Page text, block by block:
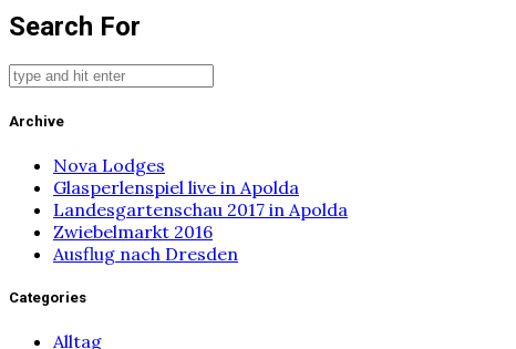
Search For
Archive
Nova Lodges
Glasperlenspiel live in Apolda
Landesgartenschau 2017 in Apolda
Zwiebelmarkt 2016
Ausflug nach Dresden
Categories
Alltag